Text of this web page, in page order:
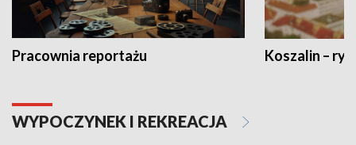
Pracownia reportażu Koszalin –
WYPOCZYNEK I REKREACJA